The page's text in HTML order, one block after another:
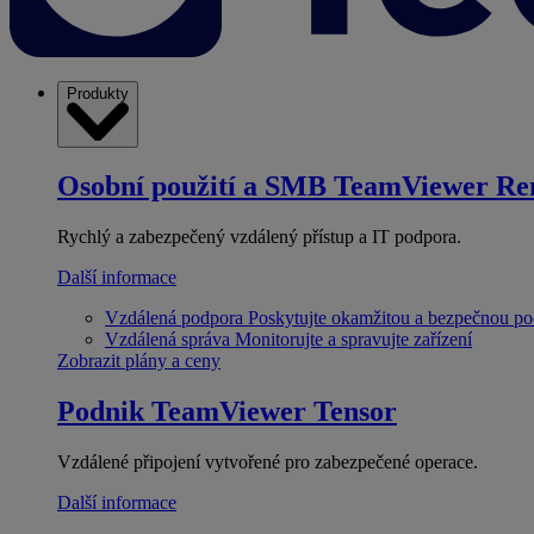
Produkty
Osobní použití a SMB TeamViewer
Rychlý a zabezpečený vzdálený přístup a IT podpora.
Další informace
Vzdálená podpora Poskytujte okamžitou a bezpečnou
Vzdálená správa Monitorujte a spravujte zařízení
Zobrazit plány a ceny
Podnik TeamViewer Tensor
Vzdálené připojení vytvořené pro zabezpečené operace.
Další informace